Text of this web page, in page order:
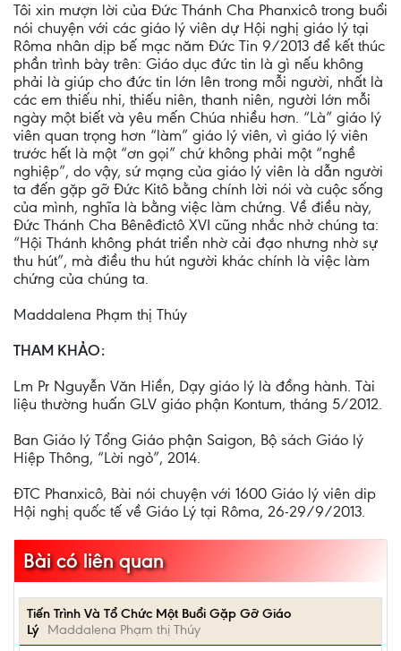
Tôi xin mượn lời của Đức Thánh Cha Phanxicô trong buổi
nói chuyện với các giáo lý viên dự Hội nghị giáo lý tại
Rôma nhân dịp bế mạc năm Đức Tin 9/2013 để kết thúc
phần trình bày trên: Giáo dục đức tin là gì nếu không
phải là giúp cho đức tin lớn lên trong mỗi người, nhất là
các em thiếu nhi, thiếu niên, thanh niên, người lớn mỗi
ngày một biết và yêu mến Chúa nhiều hơn. “Là” giáo lý
viên quan trọng hơn “làm” giáo lý viên, vì giáo lý viên
trước hết là một “ơn gọi” chứ không phải một “nghề
nghiệp”, do vậy, sứ mạng của giáo lý viên là dẫn người
ta đến gặp gỡ Đức Kitô bằng chính lời nói và cuộc sống
của mình, nghĩa là bằng việc làm chứng. Về điều này,
Đức Thánh Cha Bênêđictô XVI cũng nhắc nhở chúng ta:
“Hội Thánh không phát triển nhờ cải đạo nhưng nhờ sự
thu hút”, mà điều thu hút người khác chính là việc làm
chứng của chúng ta.
Maddalena Phạm thị Thúy
THAM KHẢO:
Lm Pr Nguyễn Văn Hiền, Dạy giáo lý là đồng hành. Tài
liệu thường huấn GLV giáo phận Kontum, tháng 5/2012.
Ban Giáo lý Tổng Giáo phận Saigon, Bộ sách Giáo lý
Hiệp Thông, “Lời ngỏ”, 2014.
ĐTC Phanxicô, Bài nói chuyện với 1600 Giáo lý viên dip
Hội nghị quốc tế về Giáo Lý tại Rôma, 26-29/9/2013.
Bài có liên quan
Tiến Trình Và Tổ Chức Một Buổi Gặp Gỡ Giáo
Lý
Maddalena Phạm thị Thúy